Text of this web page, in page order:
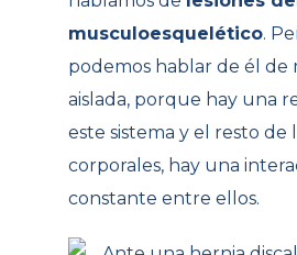
musculoesquelético.
podemos hablar de él de
aislada, porque hay una
este sistema y el resto de
corporales, hay una
constante entre ellos.